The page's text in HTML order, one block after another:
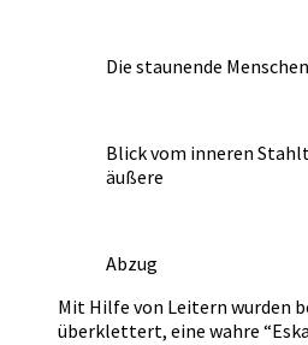
Die staunende
Blick vom inneren
äußere
Abzug
Mit Hilfe von Leitern wurden
überklettert, eine wahre